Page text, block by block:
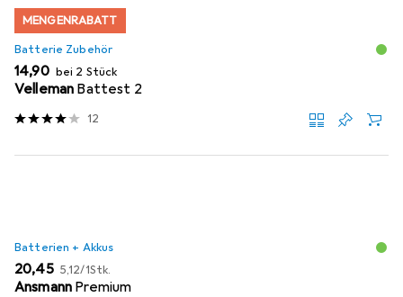
MENGENRABATT
Batterie Zubehör
EUR
14,90 bei 2 Stück
Velleman Battest 2
12
Batterien + Akkus
EUR
20,45 EUR
5,12/1Stk.
Ansmann Premium